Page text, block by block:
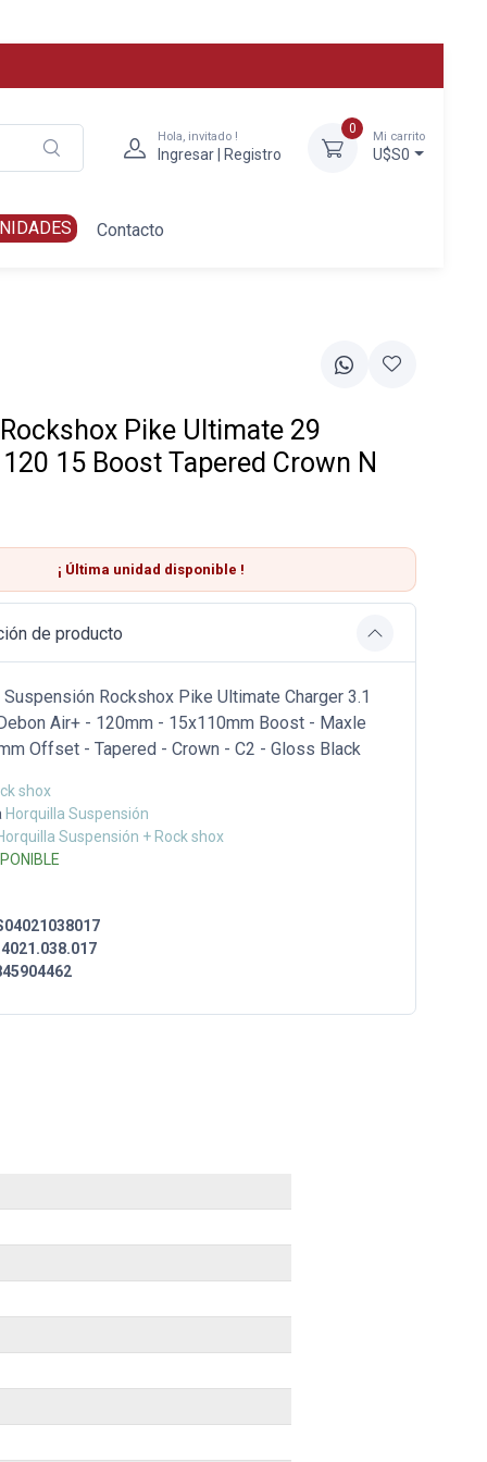
Hola, invitado !
Ingresar | Registro
0
Mi carrito
U$S0
Contacto
Pike Ultimate 29
15 Boost Tapered Crown N
¡ Última unidad disponible !
de producto
Rockshox Pike Ultimate Charger 3.1
Air+ - 120mm - 15x110mm Boost - Maxle
Offset - Tapered - Crown - C2 - Gloss Black
shox
Horquilla Suspensión
Suspensión + Rock shox